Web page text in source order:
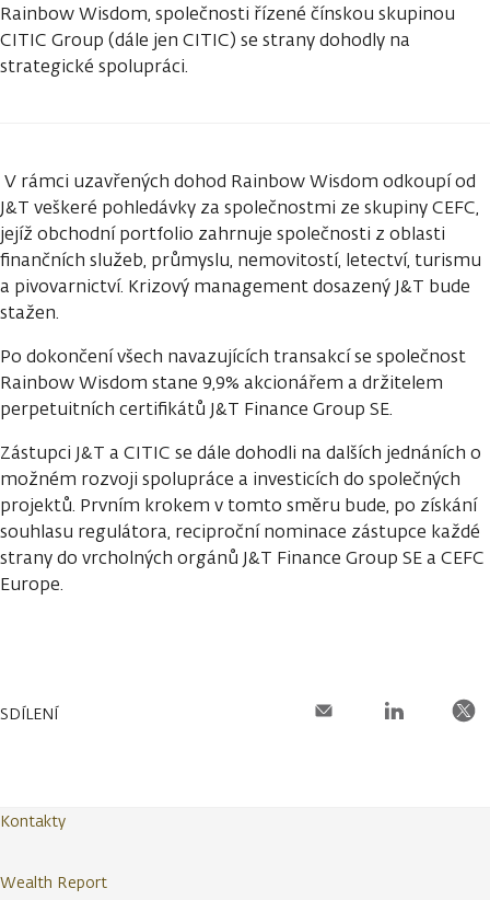
Rainbow Wisdom, společnosti řízené čínskou skupinou
CITIC Group (dále jen CITIC) se strany dohodly na
strategické spolupráci.
V rámci uzavřených dohod Rainbow Wisdom odkoupí od
J&T veškeré pohledávky za společnostmi ze skupiny CEFC,
jejíž obchodní portfolio zahrnuje společnosti z oblasti
finančních služeb, průmyslu, nemovitostí, letectví, turismu
a pivovarnictví. Krizový management dosazený J&T bude
stažen.
Po dokončení všech navazujících transakcí se společnost
Rainbow Wisdom stane 9,9% akcionářem a držitelem
perpetuitních certifikátů J&T Finance Group SE.
Zástupci J&T a CITIC se dále dohodli na dalších jednáních o
možném rozvoji spolupráce a investicích do společných
projektů. Prvním krokem v tomto směru bude, po získání
souhlasu regulátora, reciproční nominace zástupce každé
strany do vrcholných orgánů J&T Finance Group SE a CEFC
Europe.
SDÍLENÍ
Kontakty
Wealth Report